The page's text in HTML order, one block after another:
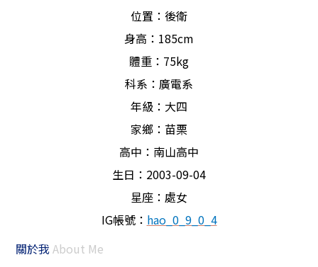
位置：後衛
身高： 185cm
體重： 75kg
科系：廣電系
年級：大四
家鄉：苗栗
高中：南山高中
生日： 2003-09-04
星座：處女
IG帳號： hao_0_9_0_4
關於我About Me